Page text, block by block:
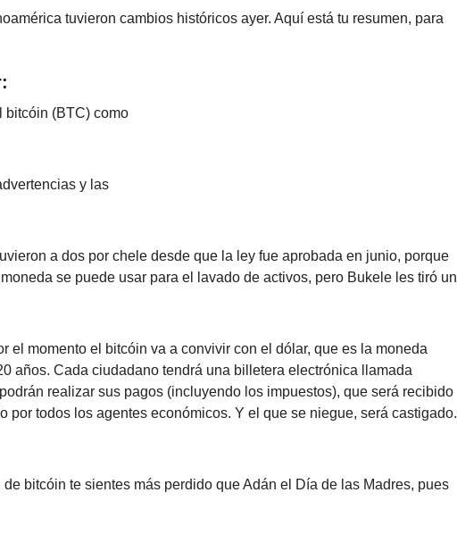
tuvieron cambios históricos ayer. Aquí está tu resumen, para
bitcóin (BTC) como
y las
a dos por chele desde que la ley fue aprobada en junio, porque
se puede usar para el lavado de activos, pero Bukele les tiró un
el momento el bitcóin va a convivir con el dólar, que es la moneda
años. Cada ciudadano tendrá una billetera electrónica llamada
realizar sus pagos (incluyendo los impuestos), que será recibido
por todos los agentes económicos. Y el que se niegue, será castigado.
bitcóin te sientes más perdido que Adán el Día de las Madres, pues